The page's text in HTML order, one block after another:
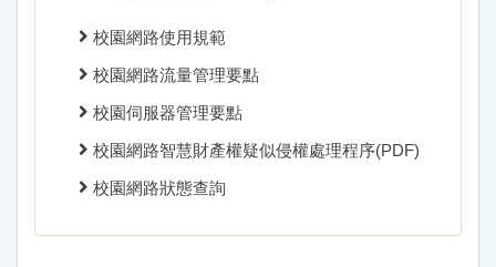
校園網路使用規範
校園網路流量管理要點
校園伺服器管理要點
校園網路智慧財產權疑似侵權處理程序(PDF)
校園網路狀態查詢